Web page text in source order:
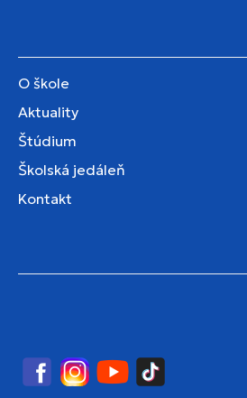
O škole
Aktuality
Štúdium
Školská jedáleň
Kontakt
FacebookInstagramYouTubeTikTok